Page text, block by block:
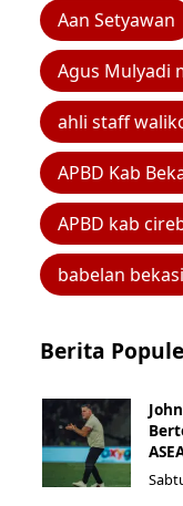
Aan Setyawan
Agus Mulyadi
ahli staff
APBD Kab
APBD kab
babelan bekasi
Berita